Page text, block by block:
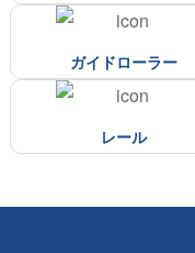
ガイドローラー
レール